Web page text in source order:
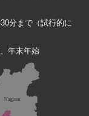
分まで（試行的に
年末年始